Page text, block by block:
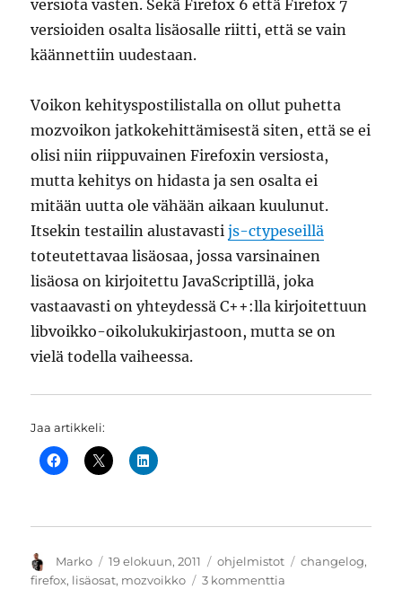
versiota vasten. Sekä Firefox 6 että Firefox 7
versioiden osalta lisäosalle riitti, että se vain
käännettiin uudestaan.
Voikon kehityspostilistalla on ollut puhetta
mozvoikon jatkokehittämisestä siten, että se ei
olisi niin riippuvainen Firefoxin versiosta,
mutta kehitys on hidasta ja sen osalta ei
mitään uutta ole vähään aikaan kuulunut.
Itsekin testailin alustavastijs-ctypeseillä
toteutettavaa lisäosaa, jossa varsinainen
lisäosa on kirjoitettu JavaScriptillä, joka
vastaavasti on yhteydessä C++:lla kirjoitettuun
libvoikko-oikolukukirjastoon, mutta se on
vielä todella vaiheessa.
Jaa artikkeli:
Kirjoittaja
Marko Julkaistu
19 elokuun, 2011 Kategoriat
ohjelmistot Avainsanat
changelog,
firefox, lisäosat, mozvoikko 3 kommenttia